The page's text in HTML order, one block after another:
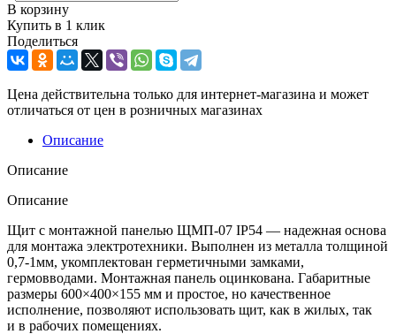
В корзину
Купить в 1 клик
Поделиться
Цена действительна только для интернет-магазина и может
отличаться от цен в розничных магазинах
Описание
Описание
Описание
Щит с монтажной панелью ЩМП-07 IP54 — надежная основа
для монтажа электротехники. Выполнен из металла толщиной
0,7-1мм, укомплектован герметичными замками,
гермовводами. Монтажная панель оцинкована. Габаритные
размеры 600×400×155 мм и простое, но качественное
исполнение, позволяют использовать щит, как в жилых, так
и в рабочих помещениях.